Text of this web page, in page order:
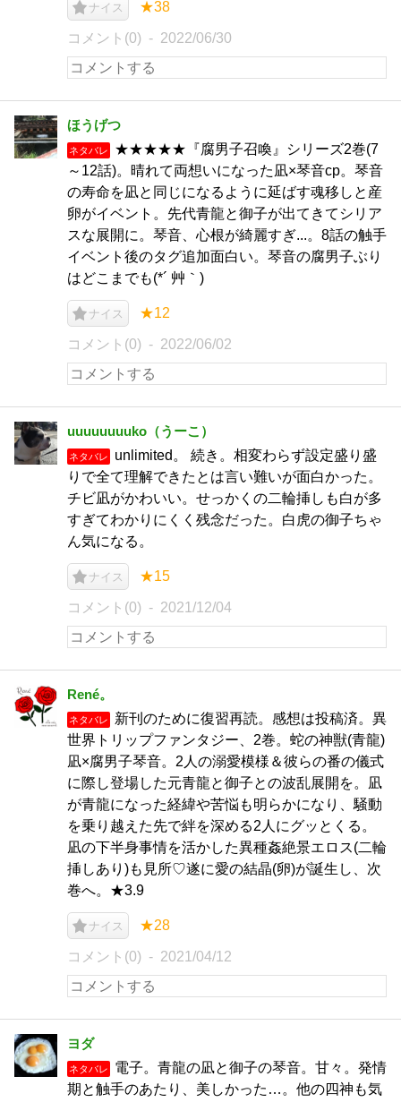
ナイス ★38
コメント(0) 2022/06/30
ほうげつ
ネタバレ
★★★★★『腐男子召喚』シリーズ2巻(7
～12話)。晴れて両想いになった凪×琴音cp。琴音
の寿命を凪と同じになるように延ばす魂移しと産
卵がイベント。先代青龍と御子が出てきてシリア
スな展開に。琴音、心根が綺麗すぎ...。8話の触手
イベント後のタグ追加面白い。琴音の腐男子ぶり
はどこまでも(*´ 艸｀)
ナイス ★12
コメント(0) 2022/06/02
uuuuuuuuko（うーこ）
ネタバレ
unlimited。 続き。相変わらず設定盛り盛
りで全て理解できたとは言い難いが面白かった。
チビ凪がかわいい。せっかくの二輪挿しも白が多
すぎてわかりにくく残念だった。白虎の御子ちゃ
ん気になる。
ナイス ★15
コメント(0) 2021/12/04
René。
ネタバレ
新刊のために復習再読。感想は投稿済。異
世界トリップファンタジー、2巻。蛇の神獣(青龍)
凪×腐男子琴音。2人の溺愛模様＆彼らの番の儀式
に際し登場した元青龍と御子との波乱展開を。凪
が青龍になった経緯や苦悩も明らかになり、騒動
を乗り越えた先で絆を深める2人にグッとくる。
凪の下半身事情を活かした異種姦絶景エロス(二輪
挿しあり)も見所♡遂に愛の結晶(卵)が誕生し、次
巻へ。★3.9
ナイス ★28
コメント(0) 2021/04/12
ヨダ
ネタバレ
電子。青龍の凪と御子の琴音。甘々。発情
期と触手のあたり、美しかった…。他の四神も気